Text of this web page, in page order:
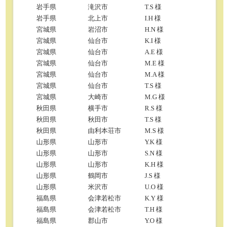
岩手県
滝沢市
T.S 様
岩手県
北上市
I.H 様
宮城県
岩沼市
H.N 様
宮城県
仙台市
K.I 様
宮城県
仙台市
A.E 様
宮城県
仙台市
M.E 様
宮城県
仙台市
M.A 様
宮城県
仙台市
T.S 様
宮城県
大崎市
M.G 様
秋田県
横手市
R.S 様
秋田県
秋田市
T.S 様
秋田県
由利本荘市
M.S 様
山形県
山形市
Y.K 様
山形県
山形市
S.N 様
山形県
山形市
K.H 様
山形県
鶴岡市
J.S 様
山形県
米沢市
U.O 様
福島県
会津若松市
K.Y 様
福島県
会津若松市
T.H 様
福島県
郡山市
Y.O 様